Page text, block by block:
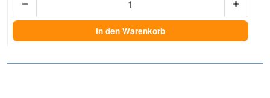
In den Warenkorb